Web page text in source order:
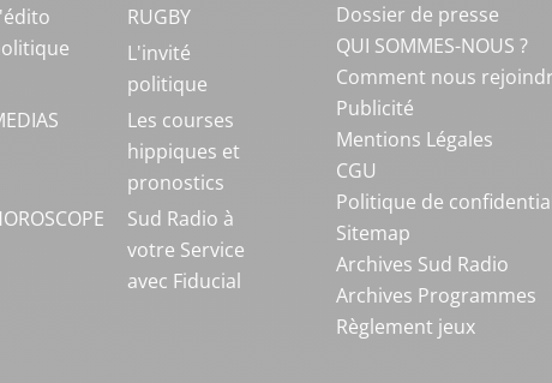
RUGBY
L'invité
politique
Les courses
hippiques et
pronostics
Sud Radio à
votre Service
avec Fiducial
Dossier de presse
QUI SOMMES-NOUS ?
Comment nous
Publicité
Mentions Légales
CGU
Politique de
Sitemap
Archives Sud Radio
Archives Programmes
Règlement jeux